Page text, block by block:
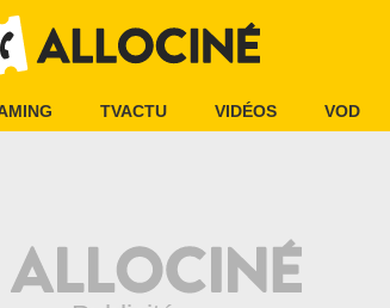
TVACTU VIDÉOS VOD